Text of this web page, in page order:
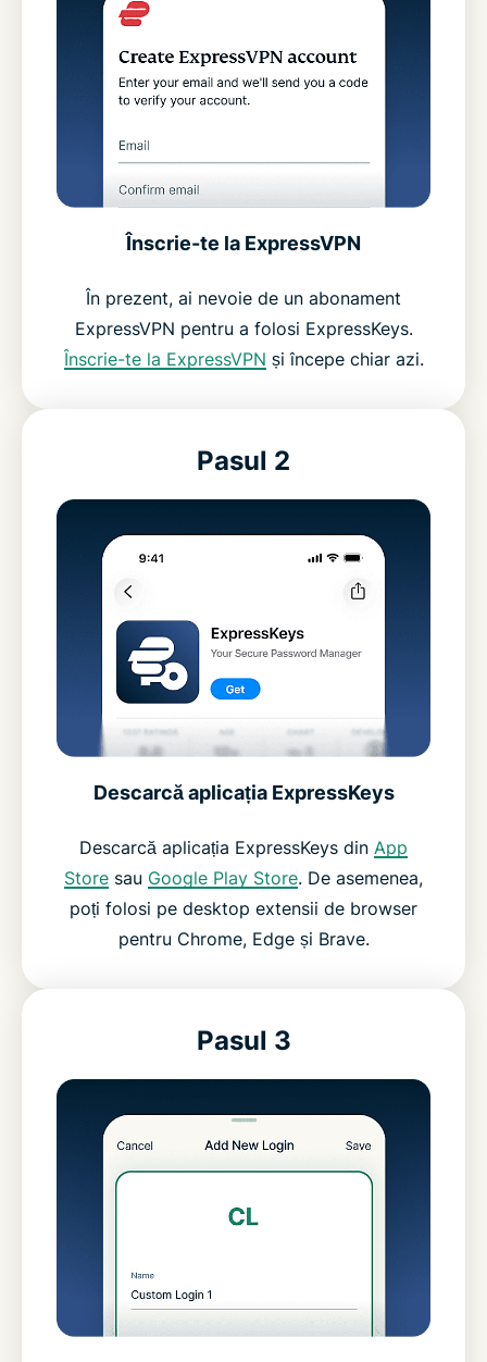
Înscrie-te la ExpressVPN
În prezent, ai nevoie de un abonament
ExpressVPN pentru a folosi ExpressKeys.
Înscrie-te la ExpressVPN și începe chiar azi.
Pasul 2
Descarcă aplicația ExpressKeys
Descarcă aplicația ExpressKeys din App
Store sau Google Play Store. De asemenea,
poți folosi pe desktop extensii de browser
pentru Chrome, Edge și Brave.
Pasul 3